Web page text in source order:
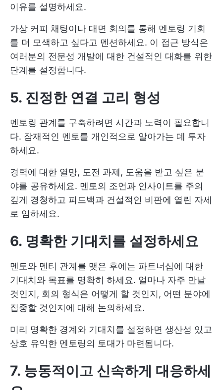
이유를 설명하세요.
가상 커피 채팅이나 대면 회의를 통해 멘토링 기회
를 더 모색하고 싶다고 멘션하세요. 이 접근 방식은
여러분의 전문성 개발에 대한 건설적인 대화를 위한
단계를 설정합니다.
5. 진정한 연결 고리 형성
멘토링 관계를 구축하려면 시간과 노력이 필요합니
다. 잠재적인 멘토를 개인적으로 알아가는 데 투자
하세요.
경력에 대한 열망, 도전 과제, 도움을 받고 싶은 분
야를 공유하세요. 멘토의 조언과 인사이트를 주의
깊게 경청하고 피드백과 건설적인 비판에 열린 자세
로 임하세요.
6. 명확한 기대치를 설정하세요
멘토와 멘티 관계를 맺은 후에는 파트너십에 대한
기대치와 목표를 명확히 하세요. 얼마나 자주 만날
것인지, 회의 형식은 어떻게 할 것인지, 어떤 분야에
집중할 것인지에 대해 논의하세요.
미리 명확한 경계와 기대치를 설정하면 생산성 있고
상호 유익한 멘토링의 토대가 마련됩니다.
7. 능동적이고 신속하게 대응하세